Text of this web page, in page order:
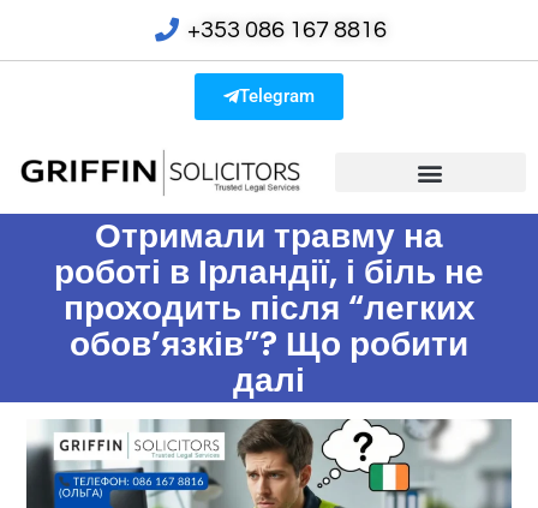
+353 086 167 8816
Telegram
Отримали травму на
роботі в Ірландії, і біль не
проходить після “легких
обов’язків”? Що робити
далі